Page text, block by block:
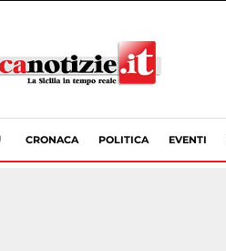
CRONACA POLITICA EVENTI